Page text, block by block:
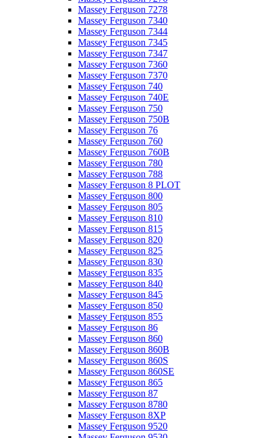
Massey Ferguson 7278
Massey Ferguson 7340
Massey Ferguson 7344
Massey Ferguson 7345
Massey Ferguson 7347
Massey Ferguson 7360
Massey Ferguson 7370
Massey Ferguson 740
Massey Ferguson 740E
Massey Ferguson 750
Massey Ferguson 750B
Massey Ferguson 76
Massey Ferguson 760
Massey Ferguson 760B
Massey Ferguson 780
Massey Ferguson 788
Massey Ferguson 8 PLOT
Massey Ferguson 800
Massey Ferguson 805
Massey Ferguson 810
Massey Ferguson 815
Massey Ferguson 820
Massey Ferguson 825
Massey Ferguson 830
Massey Ferguson 835
Massey Ferguson 840
Massey Ferguson 845
Massey Ferguson 850
Massey Ferguson 855
Massey Ferguson 86
Massey Ferguson 860
Massey Ferguson 860B
Massey Ferguson 860S
Massey Ferguson 860SE
Massey Ferguson 865
Massey Ferguson 87
Massey Ferguson 8780
Massey Ferguson 8XP
Massey Ferguson 9520